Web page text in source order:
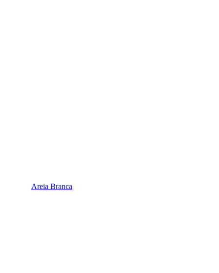
Areia Branca